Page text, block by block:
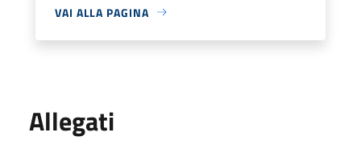
VAI ALLA PAGINA
Allegati